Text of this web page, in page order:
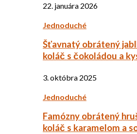
22. januára 2026
Jednoduché
Šťavnatý obrátený
koláč s čokoládou a
3. októbra 2025
Jednoduché
Famózny obrátený
koláč s karamelom a